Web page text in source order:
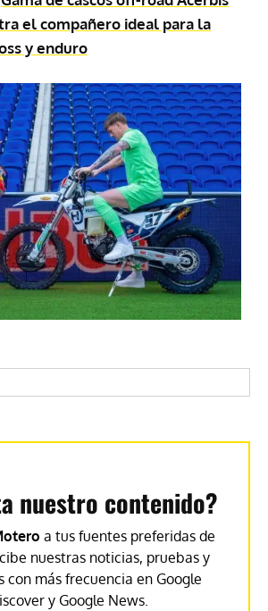
el compañero ideal para la
y enduro
nuestro contenido?
a tus fuentes preferidas de
nuestras noticias, pruebas y
con más frecuencia en Google
y Google News.